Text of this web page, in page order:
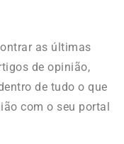
as últimas
de opinião,
de tudo o que
com o seu portal